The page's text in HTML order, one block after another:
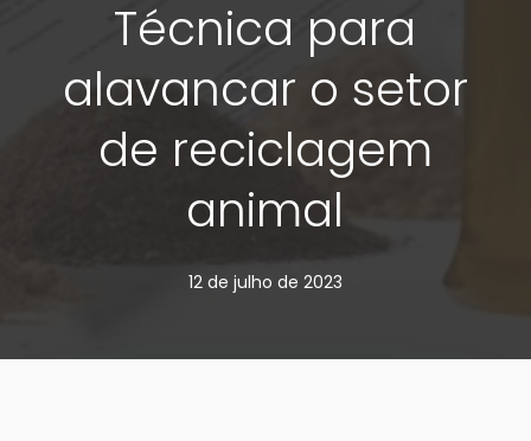
Técnica para
alavancar o setor
de reciclagem
animal
12 de julho de 2023